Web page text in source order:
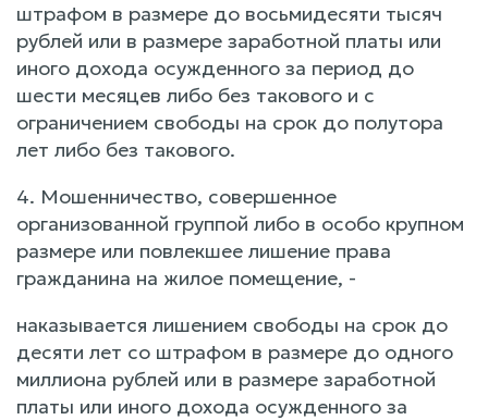
штрафом в размере до восьмидесяти тысяч
рублей или в размере заработной платы или
иного дохода осужденного за период до
шести месяцев либо без такового и с
ограничением свободы на срок до полутора
лет либо без такового.
4. Мошенничество, совершенное
организованной группой либо в особо крупном
размере или повлекшее лишение права
гражданина на жилое помещение, -
наказывается лишением свободы на срок до
десяти лет со штрафом в размере до одного
миллиона рублей или в размере заработной
платы или иного дохода осужденного за